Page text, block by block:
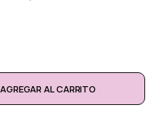
AGREGAR AL CARRITO